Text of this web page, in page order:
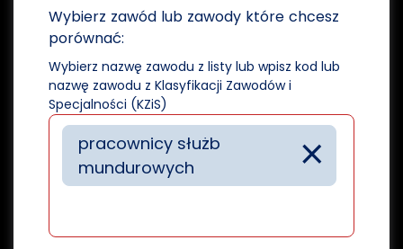
Wybierz zawód lub zawody które chcesz
porównać:
Wybierz nazwę zawodu z listy lub wpisz kod lub
nazwę zawodu z Klasyfikacji Zawodów i
Specjalności (KZiS)
×
pracownicy służb
mundurowych